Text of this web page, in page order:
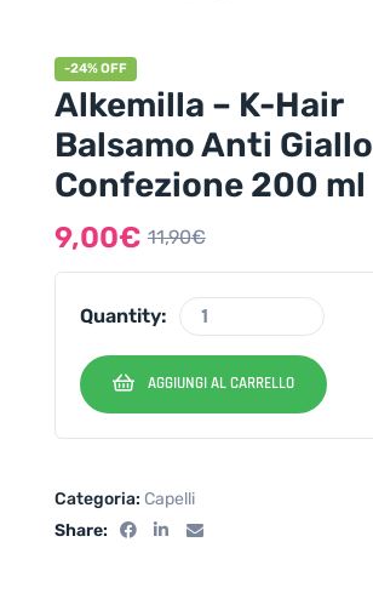
-24% OFF
Alkemilla – K-Hair
Balsamo Anti Giallo
Confezione 200 ml
11,90€
9,00€
Quantity:
AGGIUNGI AL CARRELLO
Categoria: Capelli
Share: